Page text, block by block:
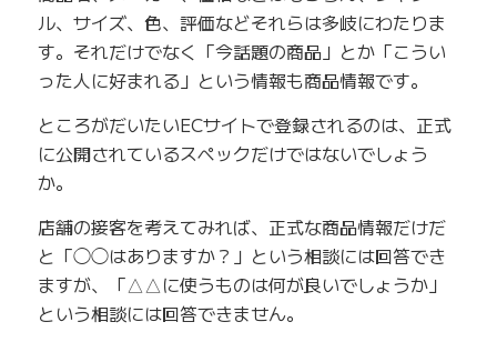
ル、サイズ、色、評価などそれらは多岐にわたりま
す。それだけでなく「今話題の商品」とか「こうい
った人に好まれる」という情報も商品情報です。
ところがだいたいECサイトで登録されるのは、正式
に公開されているスペックだけではないでしょう
か。
店舗の接客を考えてみれば、正式な商品情報だけだ
と「◯◯はありますか？」という相談には回答でき
ますが、「△△に使うものは何が良いでしょうか」
という相談には回答できません。